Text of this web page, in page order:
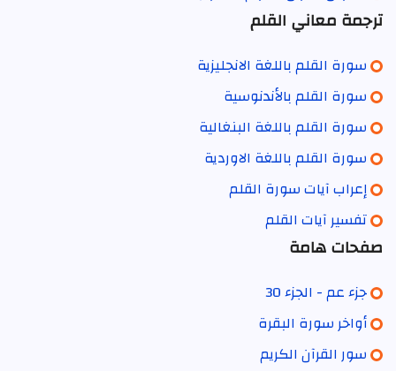
ترجمة معاني القلم
سورة القلم باللغة الانجليزية
سورة القلم بالأندنوسية
سورة القلم باللغة البنغالية
سورة القلم باللغة الاوردية
إعراب آيات سورة القلم
تفسير آيات القلم
صفحات هامة
جزء عم - الجزء 30
أواخر سورة البقرة
سور القرآن الكريم